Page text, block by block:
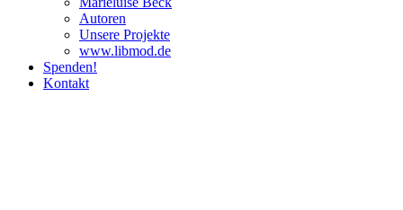
Autoren
Unsere Pro­jekte
www.libmod.de
Spenden!
Kontakt